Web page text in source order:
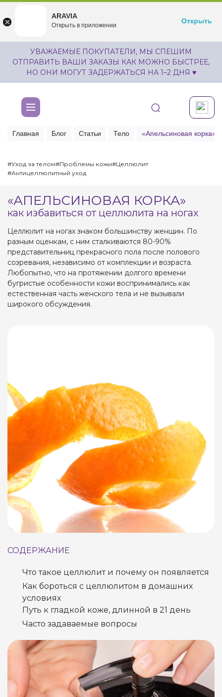
undefined
Бесплатноru.aravia.new
Открыть
УВАЖАЕМЫЕ ПОКУПАТЕЛИ, МЫ СПЕШИМ
ОТПРАВИТЬ ВАШИ ЗАКАЗЫ КАК МОЖНО БЫСТРЕЕ,
НО ОНИ МОГУТ ЗАДЕРЖАТЬСЯ НА 1–2 ДНЯ ♥
Главная Блог Статьи Тело «Апельсиновая корка»:
#Уход за телом#Проблемы кожи#Целлюлит
#Антицеллюлитный уход
«АПЕЛЬСИНОВАЯ КОРКА»
как избавиться от целлюлита на ногах
Целлюлит на ногах знаком большинству женщин. По
разным оценкам, с ним сталкиваются 80-90%
представительниц прекрасного пола после полового
созревания, независимо от комплекции и возраста.
Любопытно, что на протяжении долгого времени
бугристые особенности кожи воспринимались как
естественная часть женского тела и не вызывали
широкого обсуждения.
СОДЕРЖАНИЕ
Что такое целлюлит и почему он появляется
Как бороться с целлюлитом в домашних
условиях
Путь к гладкой коже, длинной в 21 день
Часто задаваемые вопросы
ARAVIA
Открыть в приложении
Открыть